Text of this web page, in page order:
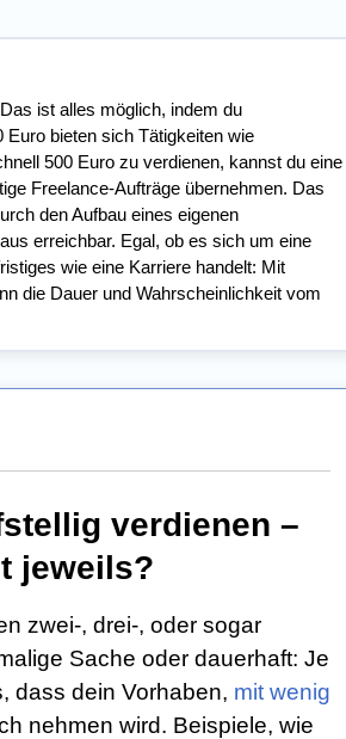
ist alles möglich, indem du
bieten sich Tätigkeiten wie
500 Euro zu verdienen, kannst du eine
Freelance-Aufträge übernehmen. Das
den Aufbau eines eigenen
erreichbar. Egal, ob es sich um eine
wie eine Karriere handelt: Mit
die Dauer und Wahrscheinlichkeit vom
verdienen –
jeweils?
zwei-, drei-, oder sogar
Sache oder dauerhaft: Je
dass dein Vorhaben, mit wenig
nehmen wird. Beispiele, wie